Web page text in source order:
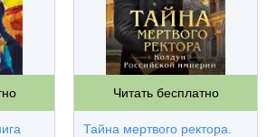
Читать бесплатно
Тайна мертвого ректора.